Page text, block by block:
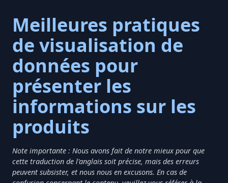
Meilleures pratiques
de visualisation de
données pour
présenter les
informations sur les
produits
Note importante : Nous avons fait de notre mieux pour que
cette traduction de l'anglais soit précise, mais des erreurs
peuvent subsister, et nous nous en excusons. En cas de